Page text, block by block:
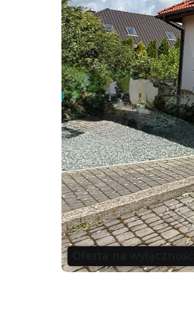
Oferta na wyłączność